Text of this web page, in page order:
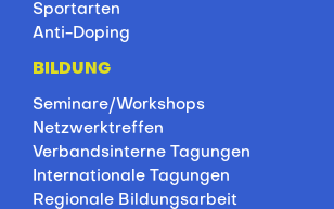
Sportarten
Anti-Doping
BILDUNG
Seminare/Workshops
Netzwerktreffen
Verbandsinterne Tagungen
Internationale Tagungen
Regionale Bildungsarbeit